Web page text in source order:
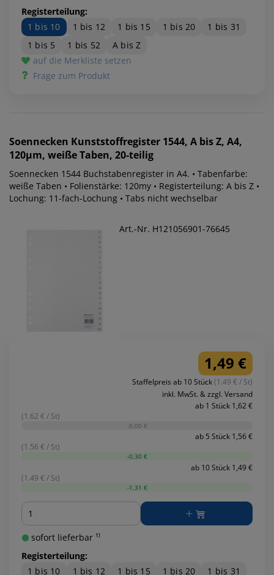
Registerteilung:
1 bis 10
1 bis 12 1 bis 15 1 bis 20
1 bis 31
1 bis 5
1 bis 52
A bis Z
auf die Merkliste setzen
Frage zum Produkt
Soennecken Kunststoffregister 1544, A bis Z, A4,
120µm, weiße Taben, 20-teilig
Soennecken 1544 Buchstabenregister in A4. • Tabenfarbe:
weiße Taben • Folienstärke: 120my • Registerteilung: A bis Z •
Lochung: 11-fach-Lochung • Tabs nicht wechselbar
Art.-Nr. H121056901-76645
1,49 €
Staffelpreis ab 10 Stück(1.49 € / St)
inkl. MwSt. & zzgl. Versand
ab 1 Stück 1,62 €
(1.62 € / St)
-0,00 €
ab 5 Stück 1,56 €
(1.56 € / St)
-0,30 €
ab 10 Stück 1,49 €
(1.49 € / St)
-1,31 €
Menge
sofort lieferbar ¹⁾
Registerteilung:
1 bis 10
1 bis 12 1 bis 15 1 bis 20 1 bis 31